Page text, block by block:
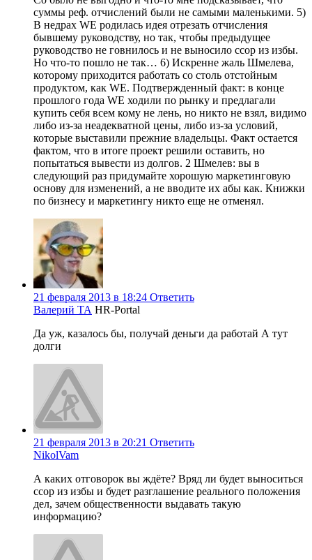
суммы реф. отчислений были не самыми маленькими. 5)
В недрах WE родилась идея отрезать отчисления
бывшему руководству, но так, чтобы предыдущее
руководство не говнилось и не выносило ссор из избы.
Но что-то пошло не так… 6) Искренне жаль Шмелева,
которому приходится работать со столь отстойным
продуктом, как WE. Подтвержденный факт: в конце
прошлого года WE ходили по рынку и предлагали
купить себя всем кому не лень, но никто не взял, видимо
либо из-за неадекватной цены, либо из-за условий,
которые выставили прежние владельцы. Факт остается
фактом, что в итоге проект решили оставить, но
попытаться вывести из долгов. 2 Шмелев: вы в
следующий раз придумайте хорошую маркетинговую
основу для изменений, а не вводите их абы как. Книжки
по бизнесу и маркетингу никто еще не отменял.
21 февраля 2013 в 18:24 Ответить
Валерий ТА HR-Portal
Да уж, казалось бы, получай деньги да работай А тут
долги
21 февраля 2013 в 20:21 Ответить
NikolVam
А каких отговорок вы ждёте? Вряд ли будет выноситься
ссор из избы и будет разглашение реального положения
дел, зачем общественности выдавать такую
информацию?